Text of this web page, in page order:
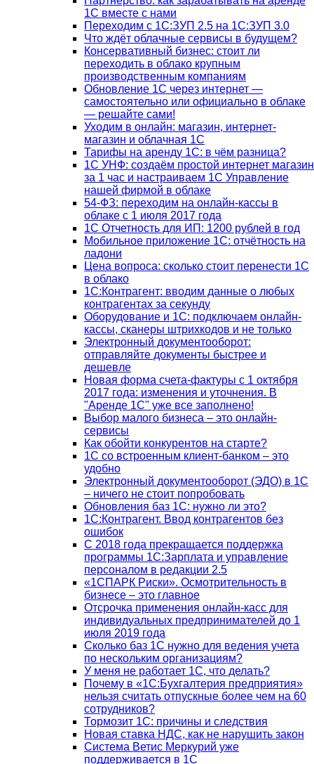
1С вместе с нами
Переходим с 1С:ЗУП 2.5 на 1С:ЗУП 3.0
Что ждёт облачные сервисы в будущем?
Консервативный бизнес: стоит ли
переходить в облако крупным
производственным компаниям
Обновление 1С через интернет —
самостоятельно или официально в облаке
— решайте сами!
Уходим в онлайн: магазин, интернет-
магазин и облачная 1С
Тарифы на аренду 1С: в чём разница?
1С УНФ: создаём простой интернет магазин
за 1 час и настраиваем 1С Управление
нашей фирмой в облаке
54-ФЗ: переходим на онлайн-кассы в
облаке с 1 июля 2017 года
1С Отчетность для ИП: 1200 рублей в год
Мобильное приложение 1С: отчётность на
ладони
Цена вопроса: сколько стоит перенести 1С
в облако
1С:Контрагент: вводим данные о любых
контрагентах за секунду
Оборудование и 1С: подключаем онлайн-
кассы, сканеры штрихкодов и не только
Электронный документооборот:
отправляйте документы быстрее и
дешевле
Новая форма счета-фактуры с 1 октября
2017 года: изменения и уточнения. В
"Аренде 1С" уже все заполнено!
Выбор малого бизнеса – это онлайн-
сервисы
Как обойти конкурентов на старте?
1C со встроенным клиент-банком – это
удобно
Электронный документооборот (ЭДО) в 1С
– ничего не стоит попробовать
Обновления баз 1С: нужно ли это?
1С:Контрагент. Ввод контрагентов без
ошибок
С 2018 года прекращается поддержка
программы 1С:Зарплата и управление
персоналом в редакции 2.5
«1СПАРК Риски». Осмотрительность в
бизнесе – это главное
Отсрочка применения онлайн-касс для
индивидуальных предпринимателей до 1
июля 2019 года
Сколько баз 1C нужно для ведения учета
по нескольким организациям?
У меня не работает 1С, что делать?
Почему в «1С:Бухгалтерия предприятия»
нельзя считать отпускные более чем на 60
сотрудников?
Тормозит 1C: причины и следствия
Новая ставка НДС, как не нарушить закон
Система Ветис Меркурий уже
поддерживается в 1С